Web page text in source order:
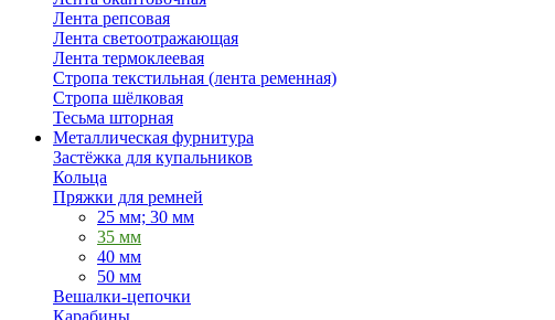
Лента репсовая
Лента светоотражающая
Лента термоклеевая
Стропа текстильная (лента ременная)
Стропа шёлковая
Тесьма шторная
Металлическая фурнитура
Застёжка для купальников
Кольца
Пряжки для ремней
25 мм; 30 мм
35 мм
40 мм
50 мм
Вешалки-цепочки
Карабины